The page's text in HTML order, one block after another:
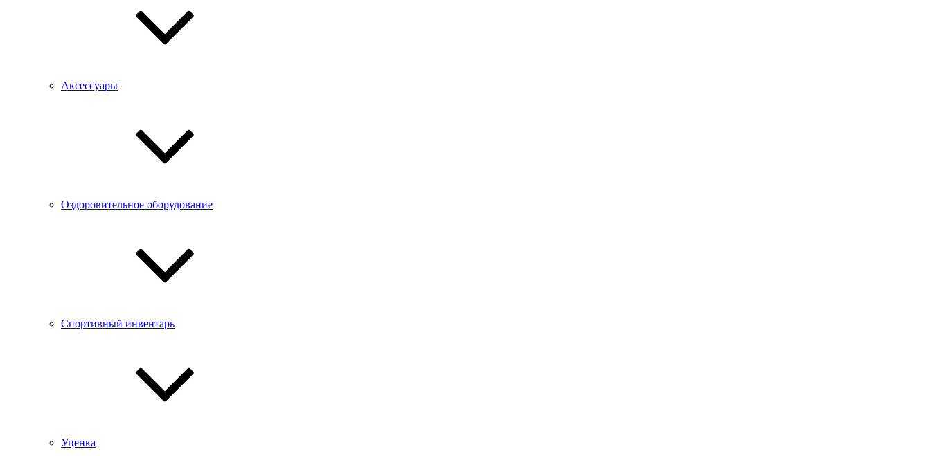
Аксессуары
Оздоровительное оборудование
Спортивный инвентарь
Уценка